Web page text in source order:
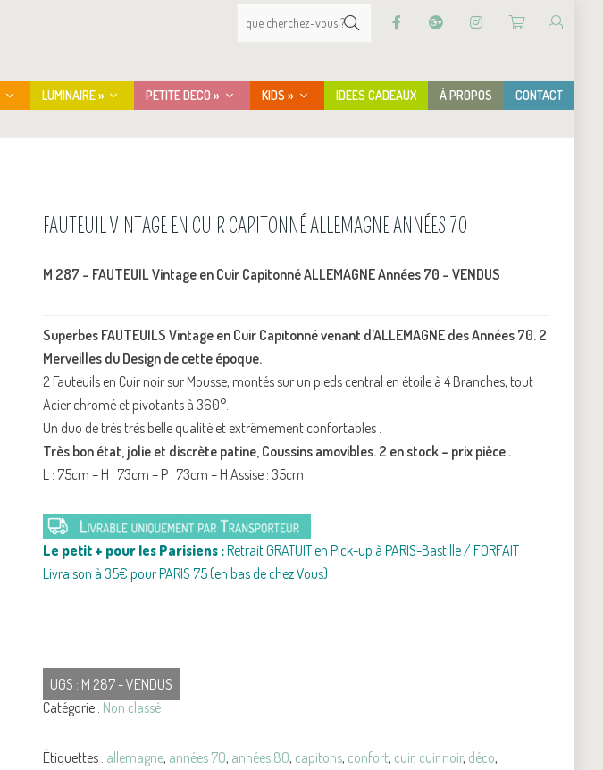
LUMINAIRE » PETITE DECO » KIDS » IDEES CADEAUX À PROPOS CONTACT
FAUTEUIL VINTAGE EN CUIR CAPITONNÉ ALLEMAGNE ANNÉES 70
M 287 – FAUTEUIL Vintage en Cuir Capitonné ALLEMAGNE Années 70 – VENDUS
Superbes FAUTEUILS Vintage en Cuir Capitonné venant d’ALLEMAGNE des Années 70. 2
Merveilles du Design de cette époque.
2 Fauteuils en Cuir noir sur Mousse, montés sur un pieds central en étoile à 4 Branches, tout
Acier chromé et pivotants à 360°.
Un duo de très très belle qualité et extrêmement confortables .
Très bon état, jolie et discrète patine, Coussins amovibles. 2 en stock – prix pièce .
L : 75cm – H : 73cm – P : 73cm – H Assise : 35cm
Le petit + pour les Parisiens :Retrait GRATUIT en Pick-up à PARIS-Bastille / FORFAIT
Livraison à 35€ pour PARIS 75 (en bas de chez Vous)
UGS : M 287 - VENDUS
Catégorie : Non classé
Étiquettes : allemagne, années 70, années 80, capitons, confort, cuir, cuir noir, déco,